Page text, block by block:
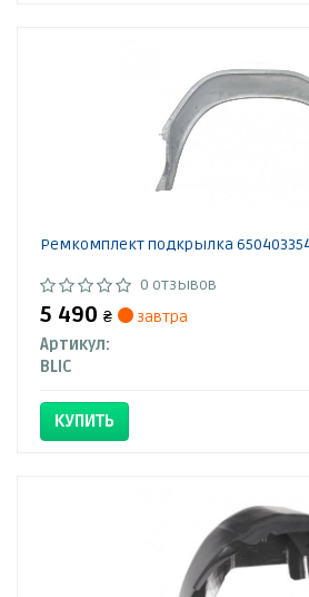
Ремкомплект подкрылка
0 отзывов
5 490 ₴
завтра
Артикул:
BLIC
КУПИТЬ